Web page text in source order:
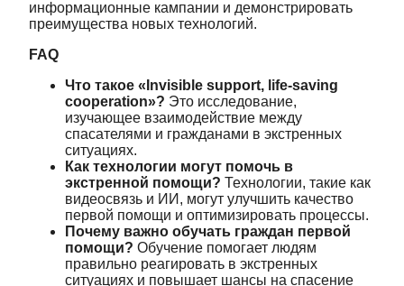
информационные кампании и демонстрировать
преимущества новых технологий.
FAQ
Что такое «Invisible support, life-saving
cooperation»? Это исследование,
изучающее взаимодействие между
спасателями и гражданами в экстренных
ситуациях.
Как технологии могут помочь в
экстренной помощи? Технологии, такие как
видеосвязь и ИИ, могут улучшить качество
первой помощи и оптимизировать процессы.
Почему важно обучать граждан первой
помощи? Обучение помогает людям
правильно реагировать в экстренных
ситуациях и повышает шансы на спасение